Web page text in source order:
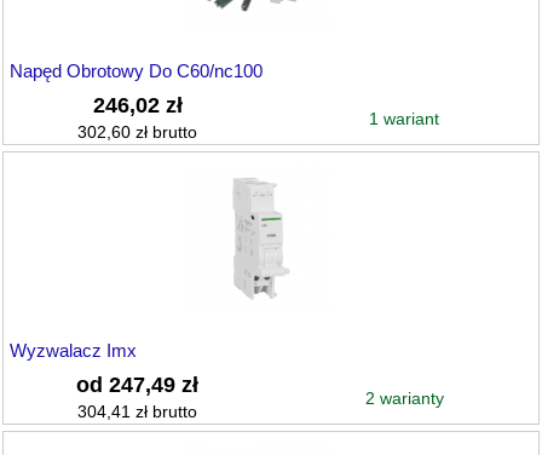
Napęd Obrotowy Do C60/nc100
246,02 zł
302,60 zł brutto
1 wariant
Wyzwalacz Imx
od 247,49 zł
304,41 zł brutto
2 warianty